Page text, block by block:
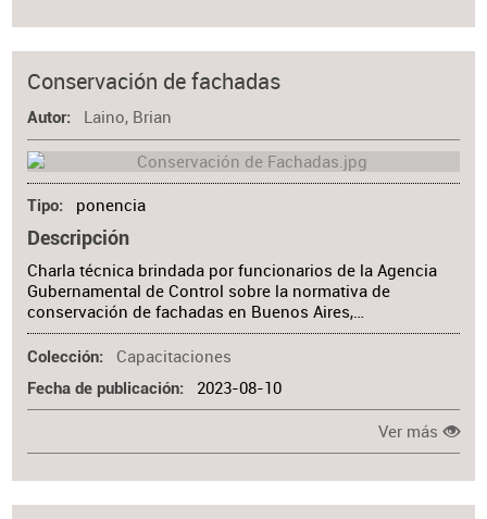
Conservación de fachadas
Autor Laino, Brian
Tipo ponencia
Descripción
Charla técnica brindada por funcionarios de la Agencia
Gubernamental de Control sobre la normativa de
conservación de fachadas en Buenos Aires,…
Colección Capacitaciones
Fecha de publicación 2023-08-10
Ver más